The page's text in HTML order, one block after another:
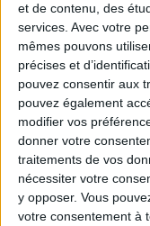
et de contenu, des
services. Avec votre
mêmes pouvons
précises et
pouvez consentir aux
pouvez également
modifier vos
donner votre
traitements de vos
nécessiter votre
y opposer. Vous
votre consentement à
Combien de
Moins de
5 kilos